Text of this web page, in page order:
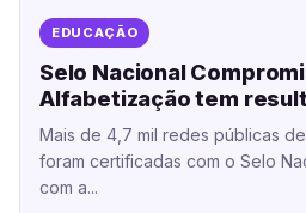
EDUCAÇÃO
Selo Nacional
Alfabetização tem
Mais de 4,7 mil redes públicas
foram certificadas com o Selo
com a...